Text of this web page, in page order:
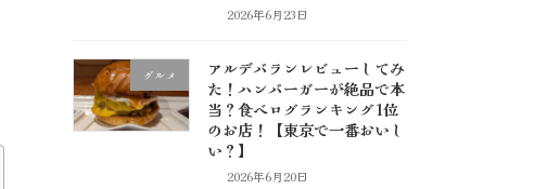
2026年6月23日
グルメ
アルデバランレビューしてみ
た！ハンバーガーが絶品で本
当？食べログランキング1位
のお店！【東京で一番おいし
い？】
2026年6月20日